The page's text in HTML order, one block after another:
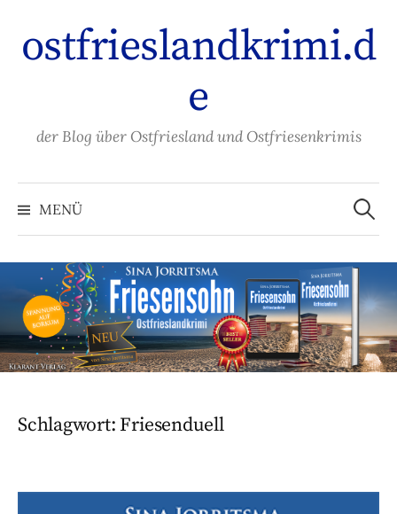
Inhalt
überspringen
ostfrieslandkrimi.d
e
der Blog über Ostfriesland und Ostfriesenkrimis
MENÜ
Suchen
nach:
Schlagwort: Friesenduell